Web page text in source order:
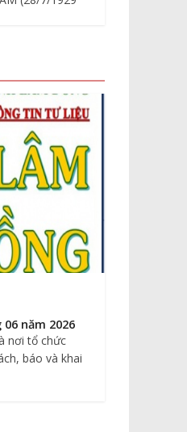
năm 2026
nơi tổ chức
báo và khai